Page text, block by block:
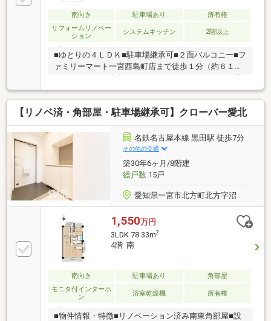
南向き 駐車場あり
所有権
リフォームリノベー
ション
システムキッチン 2階以上
■ゆとりの４ＬＤＫ■駐車場継承可■２面バルコニー■フ
ァミリーマート一宮西島町店まで徒歩１分（約６１
学にはご予約が必要です♪お気軽にお電話ください！
【周辺環境】◇伴医院まで徒歩２分（約１０９ｍ）◇
いちい信用金庫宮西支店まで徒歩５分（約３５０ｍ）
◇おじま幼稚園まで徒歩６分（約４２３ｍ）◇一宮中
島郵便局まで徒歩６分（約４０６ｍ）◇カネスエ宮西
店まで徒歩８分（約５９７ｍ）
【リノベ済・角部屋・駐車場継承可】クローバー愛北
名鉄名古屋本線 黒田駅 徒歩7分
その他の交通
築30年6ヶ月/8階建
総戸数15戸
愛知県一宮市北方町北方字沼
1,550万円
3LDK 78.33m2
4階 南
南向き 駐車場あり
角部屋
モニタ付インターホ
ン
浴室乾燥機 所有権
■物件情報・特徴■リノベーション済み南東角部屋■設